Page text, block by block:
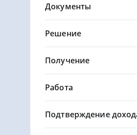
Документы
Решение
Получение
Работа
Подтверждение